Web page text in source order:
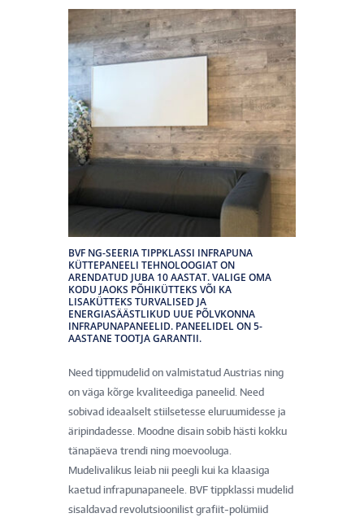
BVF NG-SEERIA TIPPKLASSI INFRAPUNA
KÜTTEPANEELI TEHNOLOOGIAT ON
ARENDATUD JUBA 10 AASTAT. VALIGE OMA
KODU JAOKS PÕHIKÜTTEKS VÕI KA
LISAKÜTTEKS TURVALISED JA
ENERGIASÄÄSTLIKUD UUE PÕLVKONNA
INFRAPUNAPANEELID. PANEELIDEL ON 5-
AASTANE TOOTJA GARANTII.
Need tippmudelid on valmistatud Austrias ning
on väga kõrge kvaliteediga paneelid. Need
sobivad ideaalselt stiilsetesse eluruumidesse ja
äripindadesse. Moodne disain sobib hästi kokku
tänapäeva trendi ning moevooluga.
Mudelivalikus leiab nii peegli kui ka klaasiga
kaetud infrapunapaneele. BVF tippklassi mudelid
sisaldavad revolutsioonilist grafiit-polümiid